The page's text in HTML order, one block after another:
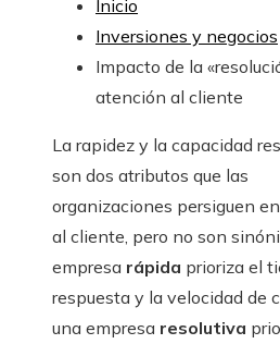
Inicio
Inversiones y negocios
Impacto de la
atención al cliente
La rapidez y la capacidad
son dos atributos que las
organizaciones persiguen
al cliente, pero no son
empresa rápida prioriza el
respuesta y la velocidad de
una empresa resolutiva